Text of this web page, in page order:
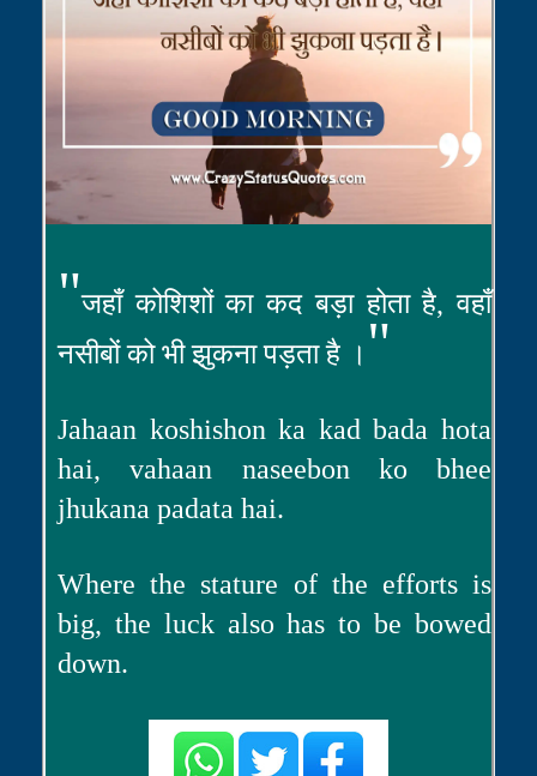
"जहाँ कोशिशों का कद बड़ा होता है, वहाँ
नसीबों को भी झुकना पड़ता है । "
Jahaan koshishon ka kad bada hota
hai, vahaan naseebon ko bhee
jhukana padata hai.
Where the stature of the efforts is
big, the luck also has to be bowed
down.